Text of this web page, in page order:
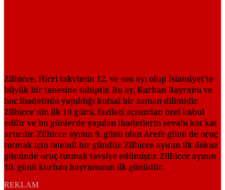
Zilhicce, Hicri takvimin 12. ve son ayı olup İslamiyet'te
büyük bir tanesine sahiptir. Bu ay, Kurban Bayramı ve
hac ibadetinin yapıldığı kutsal bir zaman dilimidir.
Zilhicce'nin ilk 10 günü, fazileti açısından özel kabul
edilir ve bu günlerde yapılan ibadetlerin sevabı kat kat
artırılır. Zilhicce ayının 9. günü olan Arefe günü de oruç
tutmak için önemli bir gündür. Zilhicce ayının ilk dokuz
gününde oruç tutmak tavsiye edilmiştir. Zilhicce ayının
10. günü kurban bayramının ilk günüdür.
REKLAM